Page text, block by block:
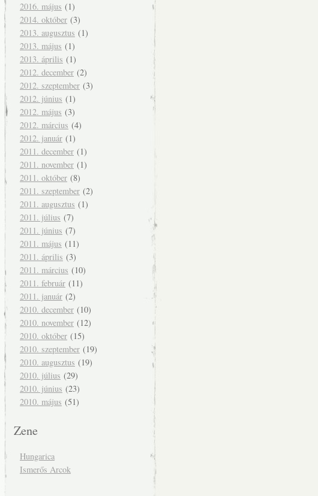
2016. május (1)
2014. október (3)
2013. augusztus (1)
2013. május (1)
2013. április (1)
2012. december (2)
2012. szeptember (3)
2012. június (1)
2012. május (3)
2012. március (4)
2012. január (1)
2011. december (1)
2011. november (1)
2011. október (8)
2011. szeptember (2)
2011. augusztus (1)
2011. július (7)
2011. június (7)
2011. május (11)
2011. április (3)
2011. március (10)
2011. február (11)
2011. január (2)
2010. december (10)
2010. november (12)
2010. október (15)
2010. szeptember (19)
2010. augusztus (19)
2010. július (29)
2010. június (23)
2010. május (51)
Zene
Hungarica
Ismerős Arcok